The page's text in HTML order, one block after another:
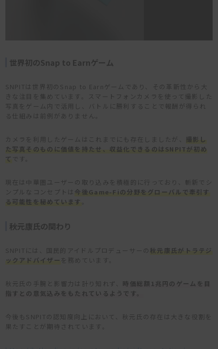
世界初のSnap to Earnゲーム
SNPITは世界初のSnap to Earnゲームであり、その革新性から大
きな注目を集めています。スマートフォンカメラを使って撮影した
写真をゲーム内で活用し、バトルに勝利することで報酬が得られ
る仕組みは前例がありません。
カメラを利用したゲームはこれまでにも存在しましたが、 撮影し
た写真そのものに価値を持たせ、収益化できるのはSNPITが初め
て です。
現在は中華圏ユーザーの取り込みを積極的に行っており、斬新でシ
ンプルなコンセプトは 今 後Game-Fiの分野をグローバルで牽引す
る可能性を秘めています
秋元康氏の関わり
SNPITには、国民的アイドルプロデューサーの 秋元康氏がトラテジ
ックアドバイザー を務めています。
秋元氏の手腕と影響力は計り知れず、 時 価総額1兆円のゲームを目
指す との意気込みをもたれているようです
今後もSNPITの認知度向上において、秋元氏の存在は大きな役割を
果たすことが期待されています。